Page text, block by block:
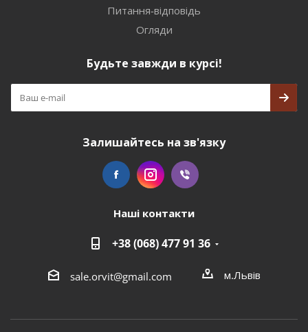
Питання-відповідь
Огляди
Будьте завжди в курсі!
Залишайтесь на зв'язку
Наші контакти
+38 (068) 477 91 36
sale.orvit@gmail.com м.Львів